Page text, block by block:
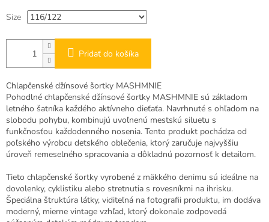
Size
Pridať do košíka
Chlapčenské džínsové šortky MASHMNIE
Pohodlné chlapčenské džínsové šortky MASHMNIE sú základom
letného šatníka každého aktívneho dieťaťa. Navrhnuté s ohľadom na
slobodu pohybu, kombinujú uvoľnenú mestskú siluetu s
funkčnosťou každodenného nosenia. Tento produkt pochádza od
poľského výrobcu detského oblečenia, ktorý zaručuje najvyššiu
úroveň remeselného spracovania a dôkladnú pozornosť k detailom.
Tieto chlapčenské šortky vyrobené z mäkkého denimu sú ideálne na
dovolenky, cyklistiku alebo stretnutia s rovesníkmi na ihrisku.
Špeciálna štruktúra látky, viditeľná na fotografii produktu, im dodáva
moderný, mierne vintage vzhľad, ktorý dokonale zodpovedá